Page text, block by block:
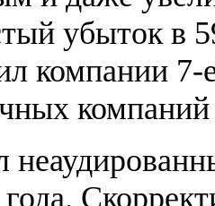
убыток в
компании